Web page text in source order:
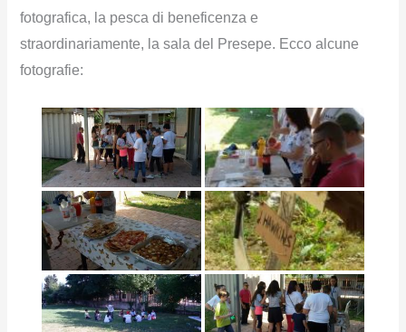
fotografica, la pesca di beneficenza e
straordinariamente, la sala del Presepe. Ecco alcune
fotografie: